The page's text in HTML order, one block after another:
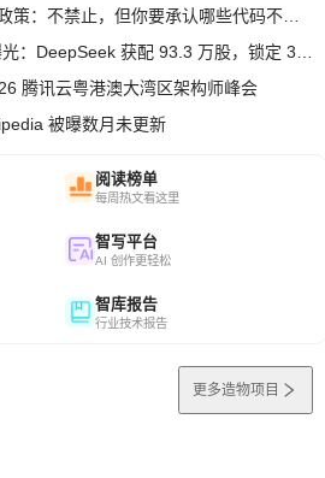
腾讯云粤港澳大湾区架构师峰会
被曝数月未更新
阅读榜单
每周热文看这里
智写平台
AI 创作更轻松
智库报告
行业技术报告
更多造物项目